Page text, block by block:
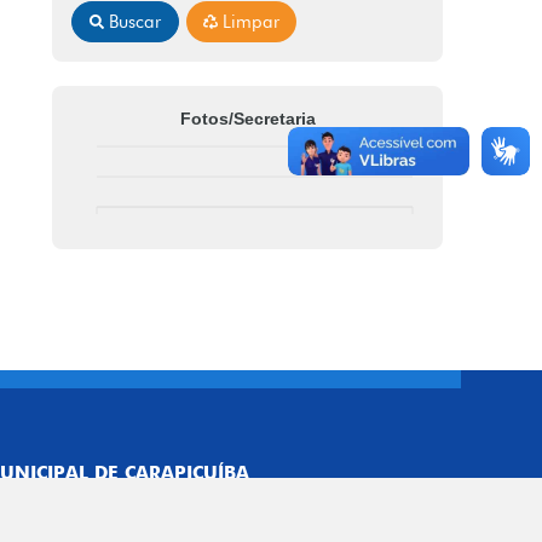
Buscar Limpar
Fotos/Secretaria
DE CARAPICUÍBA